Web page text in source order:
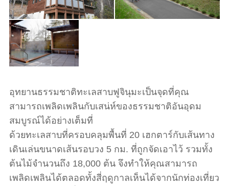
อุทยานธรรมชาติทะเลสาบฟูจินุมะเป็นจุดที่คุณ
สามารถเพลิดเพลินกับเสน่ห์ของธรรมชาติอันอุดม
สมบูรณ์ได้อย่างเต็มที่
ด้วยทะเลสาบที่ครอบคลุมพื้นที่ 20 เฮกตาร์กับเส้นทาง
เดินเล่นขนาดเส้นรอบวง 5 กม. ที่ถูกจัดเอาไว้ รวมทั้ง
ต้นไม้จำนวนถึง 18,000 ต้น จึงทำให้คุณสามารถ
เพลิดเพลินได้ตลอดทั้งสี่ฤดูกาลเห็นได้จากนักท่องเที่ยว